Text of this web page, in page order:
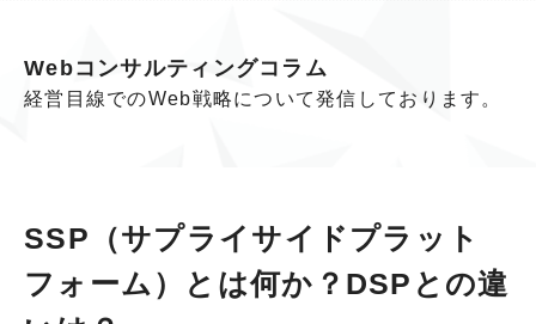
Webコンサルティングコラム
経営目線でのWeb戦略について発信しております。
SSP（サプライサイドプラット
フォーム）とは何か？DSPとの違